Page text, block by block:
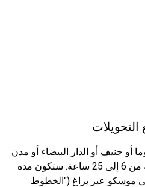
أو جنيف أو الدار البيضاء أو مدن
أخرى ، ستستمر الرحلة الجوية من 6 إلى 25 ساعة. ستكون مدة
إلى موسكو عبر براغ ("الخطوط